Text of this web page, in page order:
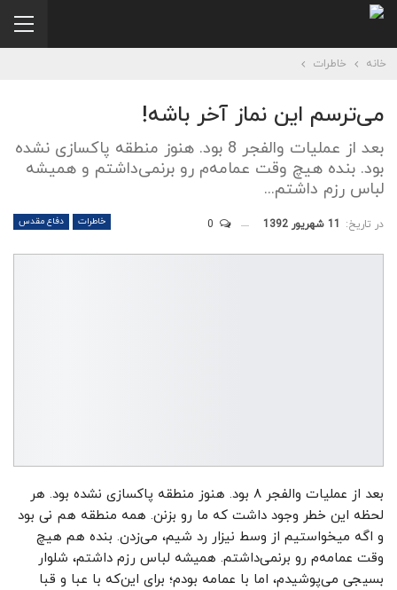
خانه خاطرات
می‌ترسم این نماز آخر باشه!
بعد از عملیات والفجر 8 بود. هنوز منطقه پاکسازی نشده
بود. بنده هیچ وقت عمامه‌م رو برنمی‌داشتم و همیشه
لباس رزم داشتم...
خاطرات دفاع مقدس در تاریخ: 11 شهریور 1392
بعد از عملیات والفجر ۸ بود. هنوز منطقه پاکسازی نشده بود. هر
لحظه این خطر وجود داشت که ما رو بزنن. همه منطقه هم نی بود
و اگه میخواستیم از وسط نیزار رد شیم، می‌زدن. بنده هم هیچ
وقت عمامه‌م رو برنمی‌داشتم. همیشه لباس رزم داشتم، شلوار
بسیجی می‌پوشیدم، اما با عمامه بودم؛ برای این‌که با عبا و قبا